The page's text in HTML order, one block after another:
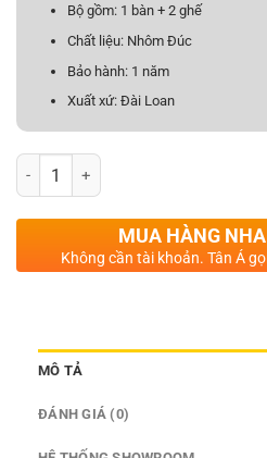
Bộ gồm: 1 bàn + 2 ghế
Chất liệu: Nhôm Đúc
Bảo hành: 1 năm
Xuất xứ: Đài Loan
MUA HÀNG
Không cần tài khoản. Tân Á
MÔ TẢ
ĐÁNH GIÁ (0)